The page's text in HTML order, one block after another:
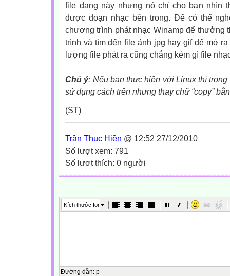
file dạng này nhưng nó chỉ cho bạn nhìn
được đoạn nhạc bên trong. Để có thể
chương trình phát nhạc Winamp để thưởng
trình và tìm đến file ảnh jpg hay gif để mở
lượng file phát ra cũng chẳng kém gì file
Chú ý: Nếu bạn thực hiện với Linux thì
sử dụng cách trên nhưng thay chữ “copy”
(ST)
Trần Thục Hiền @ 12:52 27/12/2010
Số lượt xem: 791
Số lượt thích: 0 người
Kích thước font
Đường dẫn: p